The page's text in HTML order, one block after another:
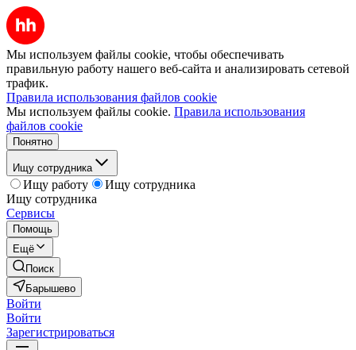
Мы используем файлы cookie, чтобы обеспечивать
правильную работу нашего веб-сайта и анализировать сетевой
трафик.
Правила использования файлов cookie
Мы используем файлы cookie. Правила использования
файлов cookie
Понятно
Ищу сотрудника
Ищу работу
Ищу сотрудника
Ищу сотрудника
Сервисы
Помощь
Ещё
Поиск
Барышево
Войти
Войти
Зарегистрироваться